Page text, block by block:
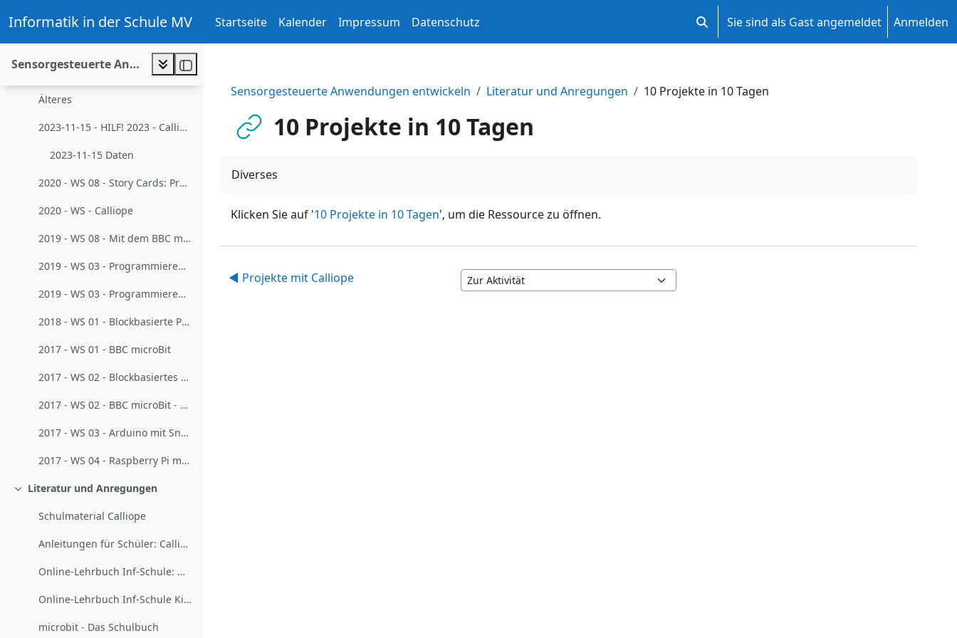
Informatik in der Schule MV Startseite Kalender Impressum Datenschutz Sucheingabe umschalten
Sie sind als Gast angemeldet Anmelden
Sensorgesteuerte Anwendungen entwickeln
Projekte
Software
2021-09-18- RP 8.1: Sensorgesteuerte Anwendungen entwickeln
Älteres
2023-11-15 - HILF! 2023 - Calliope und Mind+ insbesondere für RegS/GS
2023-11-15 Daten
2020 - WS 08 - Story Cards: Programmieren lernen und Kreativität fördern
2020 - WS - Calliope
2019 - WS 08 - Mit dem BBC micro:bit Sensorwerte erfassen und verarbeiten
2019 - WS 03 - Programmieren von Calliope/microbit für Lehrkräfte ohne größere Vorerfahrungen - 1
2019 - WS 03 - Programmieren von Calliope/microbit für Lehrkräfte ohne größere Vorerfahrungen - 2
2018 - WS 01 - Blockbasierte Programmierung von Calliope/microbit
2017 - WS 01 - BBC microBit
2017 - WS 02 - Blockbasiertes Programmieren von Calliope mini und BBC micro:bit
2017 - WS 02 - BBC microBit - externe Komponenten
2017 - WS 03 - Arduino mit Snap
2017 - WS 04 - Raspberry Pi mit Scratch programmieren
Einklappen
Literatur und Anregungen
Schulmaterial Calliope
Anleitungen für Schüler: Calliope Mini in NEPO
Online-Lehrbuch Inf-Schule: Der Calliope mini als Informatiksystem
Online-Lehrbuch Inf-Schule Kids: Calliope mini
microbit - Das Schulbuch
Sensorgesteuerte Anwendungen entwickeln Literatur und Anregungen 10 Projekte in 10 Tagen
10 Projekte in 10 Tagen
Diverses
Klicken Sie auf '10 Projekte in 10 Tagen', um die Ressource zu öffnen.
◀︎ Projekte mit Calliope
Zur Aktivität